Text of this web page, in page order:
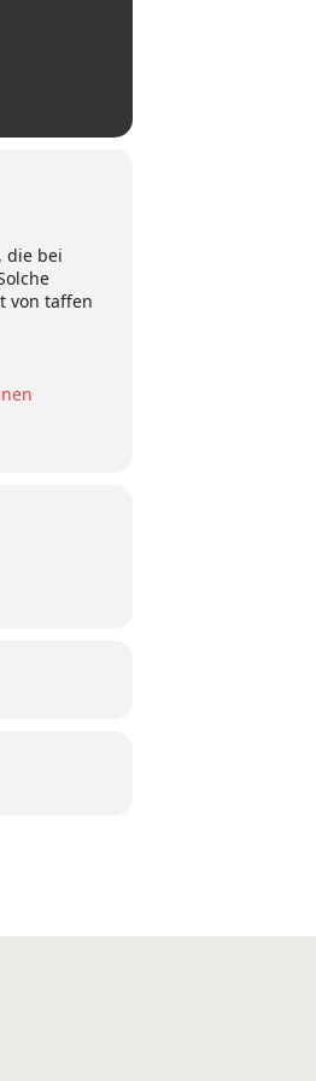
die bei
von taffen